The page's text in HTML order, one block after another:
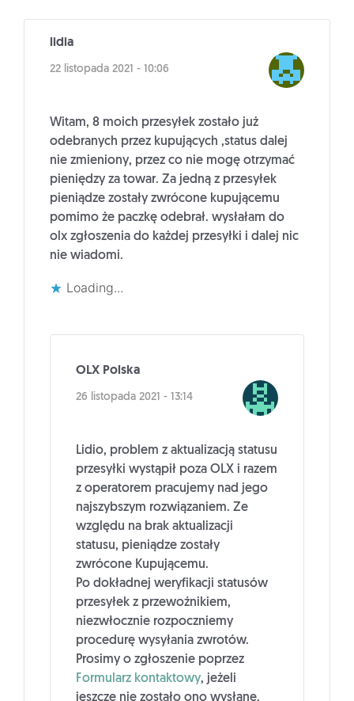
lidia
22 listopada 2021 - 10:06
Witam, 8 moich przesyłek zostało już
odebranych przez kupujących ,status dalej
nie zmieniony, przez co nie mogę otrzymać
pieniędzy za towar. Za jedną z przesyłek
pieniądze zostały zwrócone kupującemu
pomimo że paczkę odebrał. wysłałam do
olx zgłoszenia do każdej przesyłki i dalej nic
nie wiadomi.
Loading...
OLX Polska
26 listopada 2021 - 13:14
Lidio, problem z aktualizacją statusu
przesyłki wystąpił poza OLX i razem
z operatorem pracujemy nad jego
najszybszym rozwiązaniem. Ze
względu na brak aktualizacji
statusu, pieniądze zostały
zwrócone Kupującemu.
Po dokładnej weryfikacji statusów
przesyłek z przewoźnikiem,
niezwłocznie rozpoczniemy
procedurę wysyłania zwrotów.
Prosimy o zgłoszenie poprzez
Formularz kontaktowy, jeżeli
jeszcze nie zostało ono wysłane.